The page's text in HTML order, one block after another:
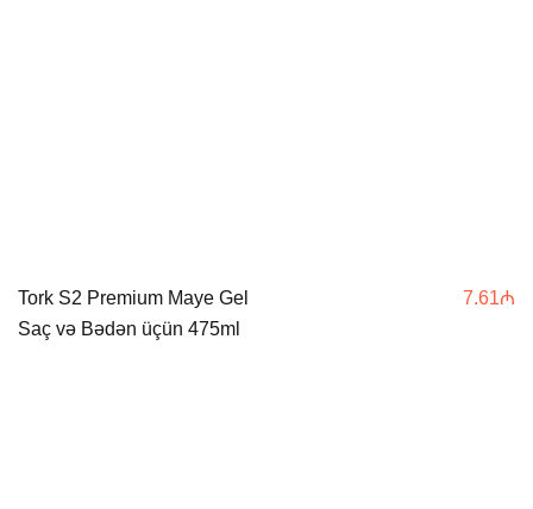
Tork S2 Premium Maye Gel
Saç və Bədən üçün 475ml
7.61₼